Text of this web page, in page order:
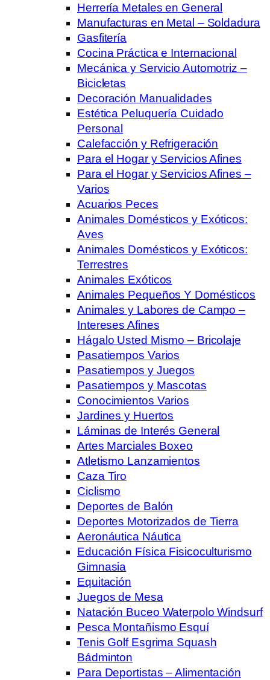
Herrería Metales en General
Manufacturas en Metal – Soldadura
Gasfitería
Cocina Práctica e Internacional
Mecánica y Servicio Automotriz –
Bicicletas
Decoración Manualidades
Estética Peluquería Cuidado
Personal
Calefacción y Refrigeración
Para el Hogar y Servicios Afines
Para el Hogar y Servicios Afines –
Varios
Acuarios Peces
Animales Domésticos y Exóticos:
Aves
Animales Domésticos y Exóticos:
Terrestres
Animales Exóticos
Animales Pequeños Y Domésticos
Animales y Labores de Campo –
Intereses Afines
Hágalo Usted Mismo – Bricolaje
Pasatiempos Varios
Pasatiempos y Juegos
Pasatiempos y Mascotas
Conocimientos Varios
Jardines y Huertos
Láminas de Interés General
Artes Marciales Boxeo
Atletismo Lanzamientos
Caza Tiro
Ciclismo
Deportes de Balón
Deportes Motorizados de Tierra
Aeronáutica Náutica
Educación Física Fisicoculturismo
Gimnasia
Equitación
Juegos de Mesa
Natación Buceo Waterpolo Windsurf
Pesca Montañismo Esquí
Tenis Golf Esgrima Squash
Bádminton
Para Deportistas – Alimentación